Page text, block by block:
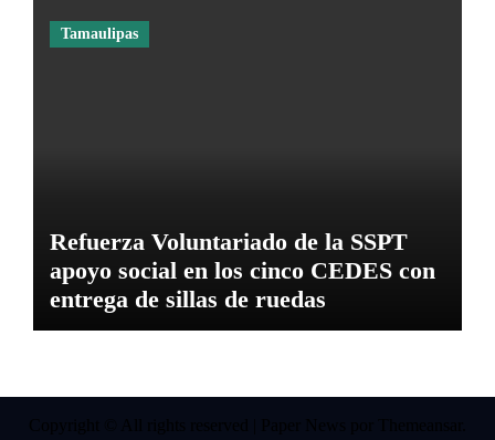
Tamaulipas
Refuerza Voluntariado de la SSPT
apoyo social en los cinco CEDES con
entrega de sillas de ruedas